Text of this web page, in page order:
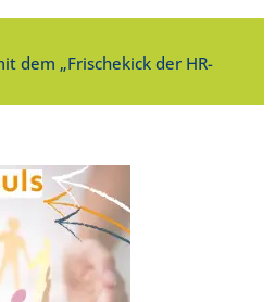
dem „Frischekick der HR-